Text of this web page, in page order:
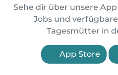
Sehe dir über unsere
Jobs und
Tagesmütter in
App Store